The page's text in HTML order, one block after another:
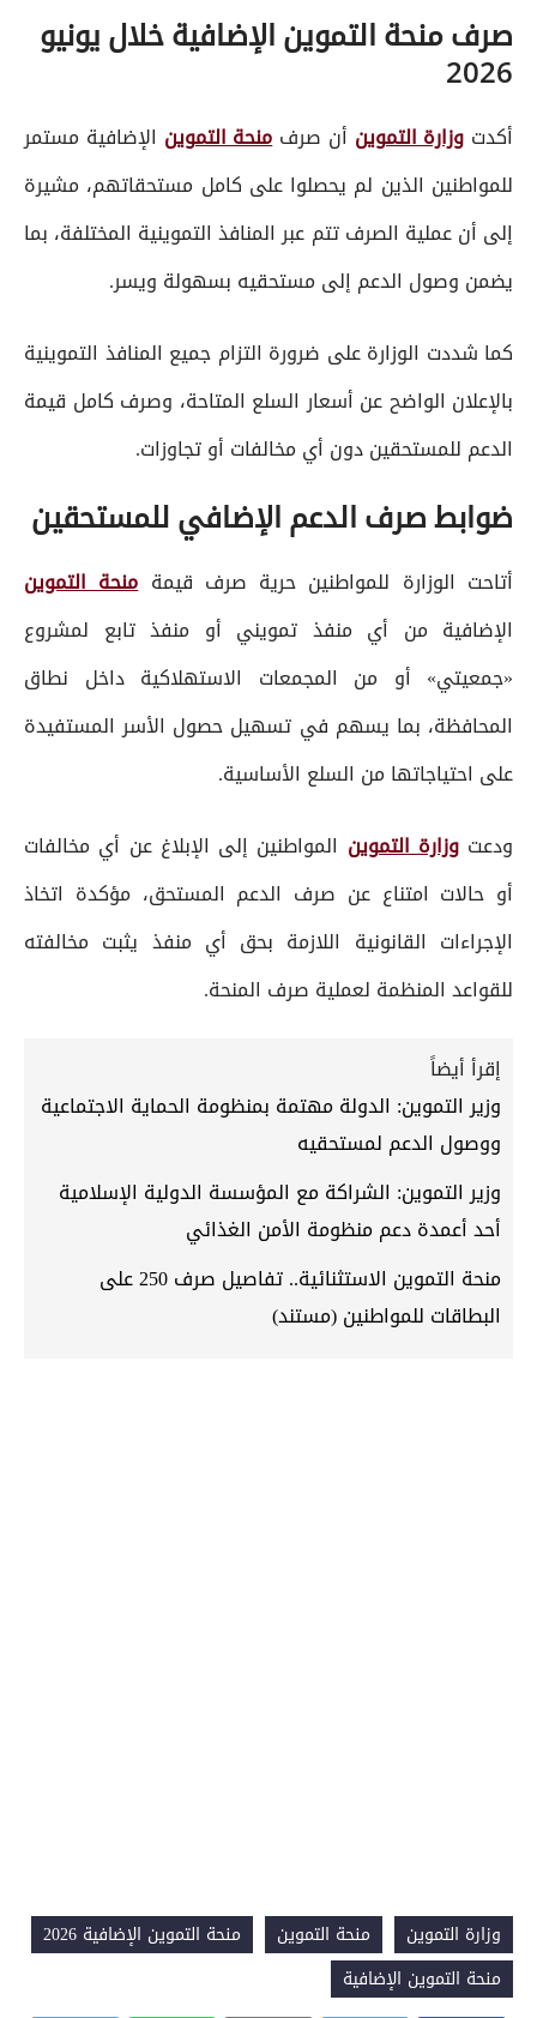
صرف منحة التموين الإضافية خلال يونيو
2026
أكدت وزارة التموين أن صرفمنحة التموين الإضافية مستمر
للمواطنين الذين لم يحصلوا على كامل مستحقاتهم، مشيرة
إلى أن عملية الصرف تتم عبر المنافذ التموينية المختلفة، بما
يضمن وصول الدعم إلى مستحقيه بسهولة ويسر.
كما شددت الوزارة على ضرورة التزام جميع المنافذ التموينية
بالإعلان الواضح عن أسعار السلع المتاحة، وصرف كامل قيمة
الدعم للمستحقين دون أي مخالفات أو تجاوزات.
ضوابط صرف الدعم الإضافي للمستحقين
أتاحت الوزارة للمواطنين حرية صرف قيمةمنحة التموين
الإضافية من أي منفذ تمويني أو منفذ تابع لمشروع
«جمعيتي» أو من المجمعات الاستهلاكية داخل نطاق
المحافظة، بما يسهم في تسهيل حصول الأسر المستفيدة
على احتياجاتها من السلع الأساسية.
ودعتوزارة التموين المواطنين إلى الإبلاغ عن أي مخالفات
أو حالات امتناع عن صرف الدعم المستحق، مؤكدة اتخاذ
الإجراءات القانونية اللازمة بحق أي منفذ يثبت مخالفته
للقواعد المنظمة لعملية صرف المنحة.
إقرأ أيضاً
وزير التموين: الدولة مهتمة بمنظومة الحماية الاجتماعية
ووصول الدعم لمستحقيه
وزير التموين: الشراكة مع المؤسسة الدولية الإسلامية
أحد أعمدة دعم منظومة الأمن الغذائي
منحة التموين الاستثنائية.. تفاصيل صرف 250 على
البطاقات للمواطنين (مستند)
وزارة التموين منحة التموين
منحة التموين الإضافية 2026
منحة التموين الإضافية